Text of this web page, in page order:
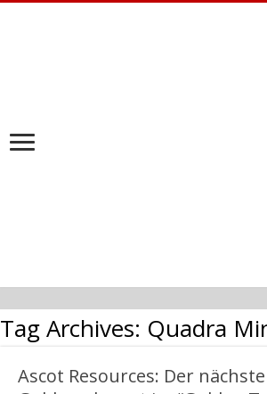
Tag Archives: Quadra
Ascot Resources: Der nächste